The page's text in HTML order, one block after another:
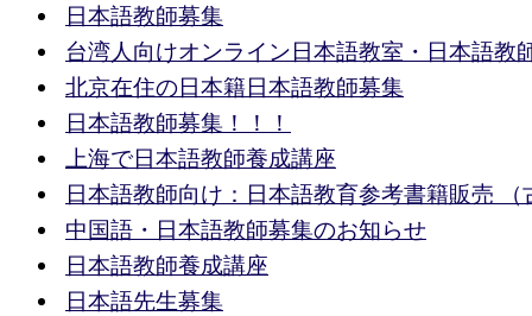
日本語教師募集
台湾人向けオンライン日本語教室・日本語教
北京在住の日本籍日本語教師募集
日本語教師募集！！！
上海で日本語教師養成講座
日本語教師向け：日本語教育参考書籍販売 （
中国語・日本語教師募集のお知らせ
日本語教師養成講座
日本語先生募集